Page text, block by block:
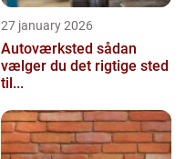
27 january 2026
Autoværksted sådan
vælger du det rigtige sted
til...